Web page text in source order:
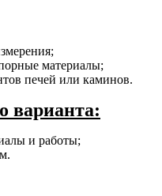
материалы;
печей или каминов.
варианта:
и работы;